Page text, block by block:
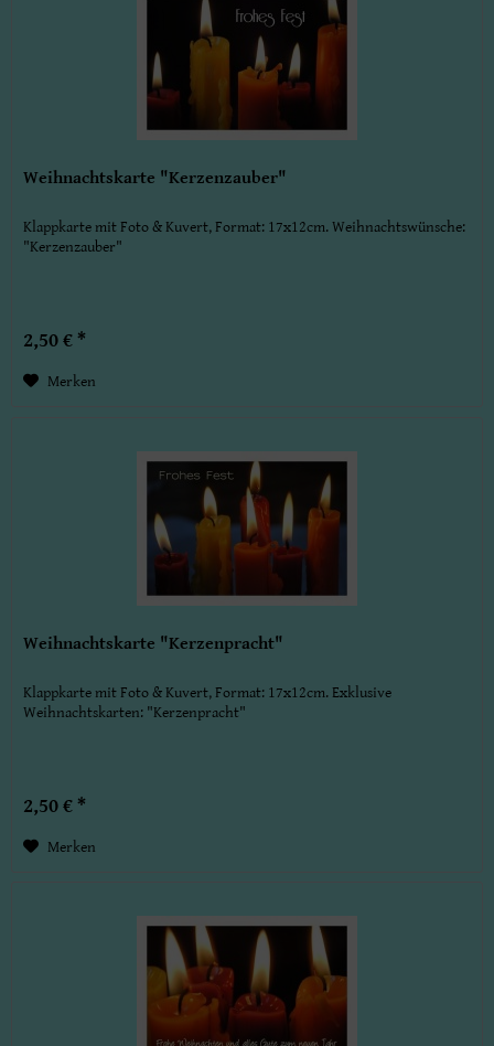
Weihnachtskarte "Kerzenzauber"
Klappkarte mit Foto & Kuvert, Format: 17x12cm. Weihnachtswünsche:
"Kerzenzauber"
2,50 € *
Merken
Weihnachtskarte "Kerzenpracht"
Klappkarte mit Foto & Kuvert, Format: 17x12cm. Exklusive
Weihnachtskarten: "Kerzenpracht"
2,50 € *
Merken